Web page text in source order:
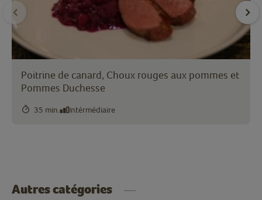
Poitrine de canard, Choux rouges aux pommes et
Pommes Duchesse
35 min. Intérmédiaire
Autres catégories